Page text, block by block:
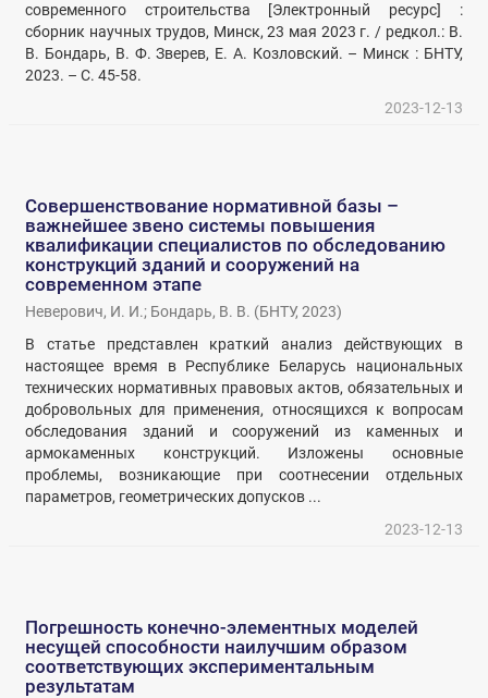
современного строительства [Электронный ресурс] :
сборник научных трудов, Минск, 23 мая 2023 г. / редкол.: В.
В. Бондарь, В. Ф. Зверев, Е. А. Козловский. – Минск : БНТУ,
2023. – С. 45-58.
2023-12-13
Совершенствование нормативной базы –
важнейшее звено системы повышения
квалификации специалистов по обследованию
конструкций зданий и сооружений на
современном этапе
Неверович, И. И.; Бондарь, В. В. (БНТУ,2023)
В статье представлен краткий анализ действующих в
настоящее время в Республике Беларусь национальных
технических нормативных правовых актов, обязательных и
добровольных для применения, относящихся к вопросам
обследования зданий и сооружений из каменных и
армокаменных конструкций. Изложены основные
проблемы, возникающие при соотнесении отдельных
параметров, геометрических допусков ...
2023-12-13
Погрешность конечно-элементных моделей
несущей способности наилучшим образом
соответствующих экспериментальным
результатам